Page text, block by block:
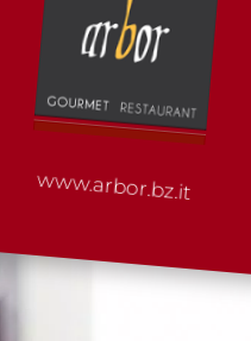
www.arbor.bz.it